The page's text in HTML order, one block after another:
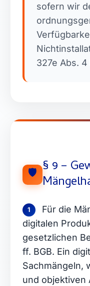
sofern wir
327e Abs. 4
🛡️ § 9 –
1
Für die
digitalen
gesetzlichen
ff. BGB. Ein
Sachmängeln,
und objektiven